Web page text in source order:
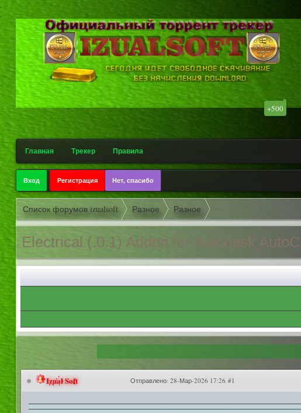
.
.
+500
Главная Трекер Правила
Вход Регистрация Нет, спасибо
Список форумов izualsoft Разное Разное
Electrical (.0.1) Addon for Autodesk
Izual Soft Отправлено: 28-Мар-2026 17:26 #1